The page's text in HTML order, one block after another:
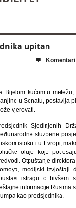
upitan
 Komentari
Bijelom kućom u metežu,
u Senatu, postavlja
vjerovati.
Sjedinjenih
službene
istoku i u Evropi,
oluje koje
Otpuštanje
medijski izvještaji
istragu o bivšem
informacije Rusima
kao predsjednika.